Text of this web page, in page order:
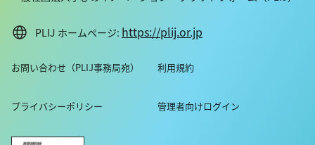
PLIJ ホームページ: https://plij.or.jp
お問い合わせ（PLIJ事務局宛） 利用規約
プライバシーポリシー 管理者向けログイン